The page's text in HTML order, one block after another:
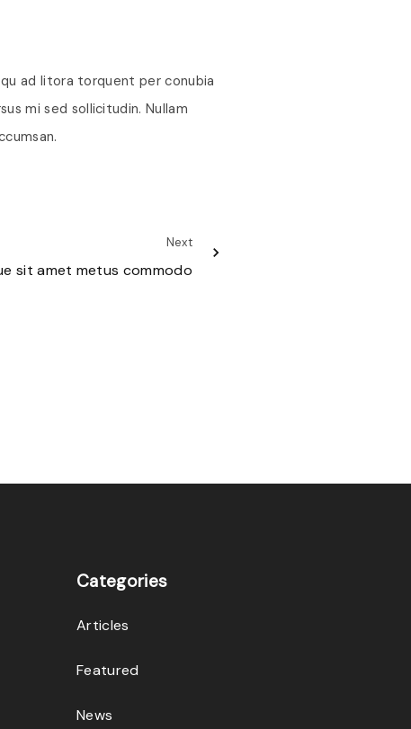
ad litora torquent per conubia
mi sed sollicitudin. Nullam
Next
sit amet metus commodo
Categories
Articles
Featured
News